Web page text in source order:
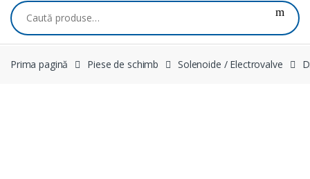
Caută după:
Prima pagină Piese de schimb Solenoide / Electrovalve